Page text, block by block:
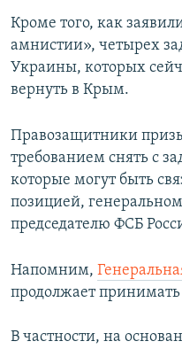
Кроме того, как
амнистии», четырех
Украины, которых
вернуть в Крым.
Правозащитники
требованием снять с
которые могут быть
позицией,
председателю ФСБ
Напомним,
продолжает
В частности, на